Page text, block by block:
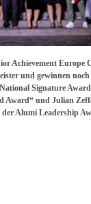
Achievement Europe
und gewinnen
Signature
Award“ und Julian
der Alumi Leadership